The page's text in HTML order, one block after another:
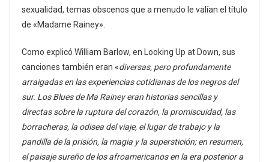
sexualidad, temas obscenos que a menudo le valían el título
de «Madame Rainey».
Como explicó William Barlow, en Looking Up at Down, sus
canciones también eran «diversas, pero profundamente
arraigadas en las experiencias cotidianas de los negros del
sur. Los Blues de Ma Rainey eran historias sencillas y
directas sobre la ruptura del corazón, la promiscuidad, las
borracheras, la odisea del viaje, el lugar de trabajo y la
pandilla de la prisión, la magia y la superstición; en resumen,
el paisaje sureño de los afroamericanos en la era posterior a